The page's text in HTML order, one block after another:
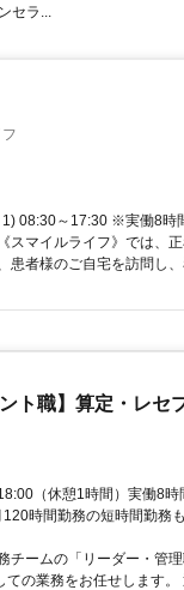
セラ...
1) 08:30～17:30 ※実働8時
スマイルライフ》では、
患者様のご自宅を訪問し
ト職】算定・レセ
（休憩1時間）実働8
時間勤務の短時間勤務
チームの「リーダー・管
の業務をお任せします